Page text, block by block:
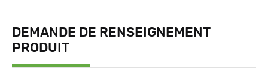
DEMANDE DE RENSEIGNEMENT
PRODUIT